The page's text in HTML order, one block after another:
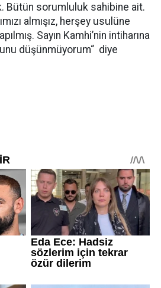
Bütün sorumluluk sahibine ait.
almışız, herşey usulüne
Sayın Kamhi’nin intiharına
düşünmüyorum“ diye